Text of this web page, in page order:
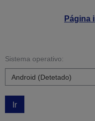
Página
Sistema operativo:
Ir